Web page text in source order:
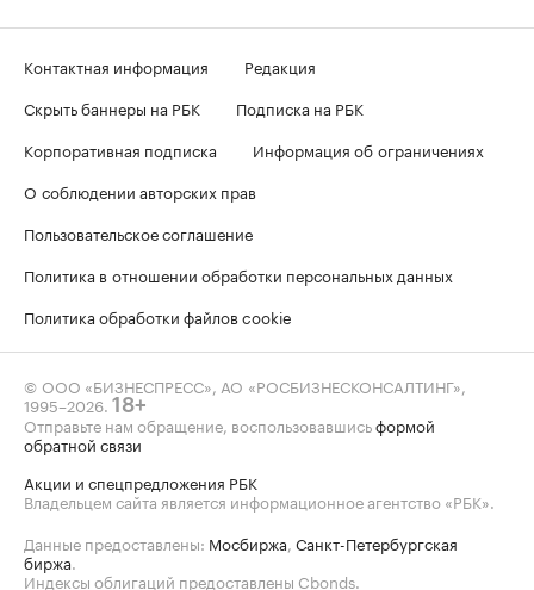
Контактная информация
Редакция
Скрыть баннеры на РБК
Подписка на РБК
Корпоративная подписка
Информация об ограничениях
О соблюдении авторских прав
Пользовательское соглашение
Политика в отношении обработки персональных данных
Политика обработки файлов cookie
© ООО «БИЗНЕСПРЕСС», АО «РОСБИЗНЕСКОНСАЛТИНГ»,
1995–2026. 18+
Отправьте нам обращение, воспользовавшисьформой
обратной связи
Акции и спецпредложения РБК
Владельцем сайта является информационное агентство «РБК».
Данные предоставлены: Мосбиржа, Санкт-Петербургская
биржа.
Индексы облигаций предоставлены Cbonds.